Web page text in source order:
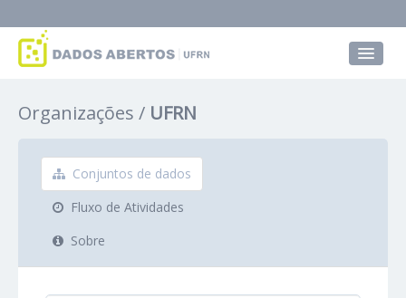
Grupos
Sobre
Organizações UFRN
Conjuntos de dados
Fluxo de Atividades
Sobre